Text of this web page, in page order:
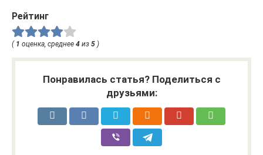
Рейтинг
( 1 оценка, среднее 4 из 5 )
Понравилась статья? Поделиться с
друзьями: